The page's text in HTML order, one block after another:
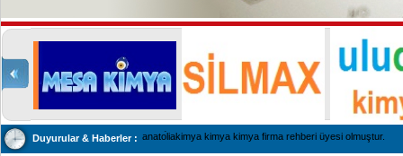
Duyurular & Haberler : anatoliakimya kimya kimya firma rehberi üyesi olmuştur.